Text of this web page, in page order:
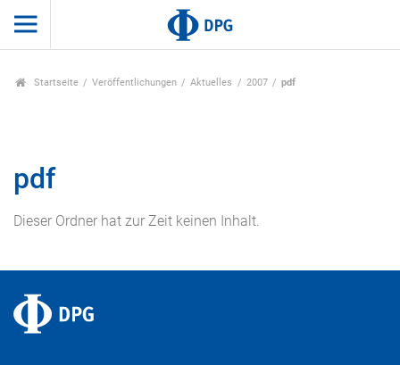
Startseite Veröffentlichungen Aktuelles 2007 pdf
pdf
Dieser Ordner hat zur Zeit keinen Inhalt.